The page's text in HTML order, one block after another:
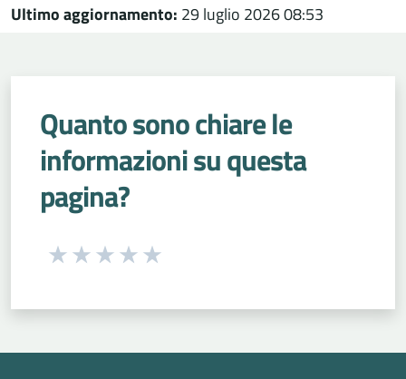
Ultimo aggiornamento: 29 luglio 2026 08:53
Quanto sono chiare le
informazioni su questa
pagina?
Seleziona una valutazione da 1 a 5 stelle